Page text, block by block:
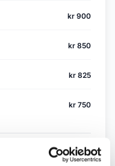
kr 900
kr 850
kr 825
kr 750